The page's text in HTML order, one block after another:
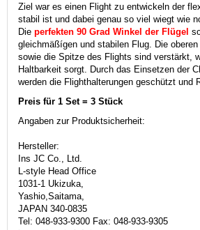
Ziel war es einen Flight zu entwickeln der
stabil ist und dabei genau so viel wiegt wie
Die perfekten 90 Grad Winkel der Flügel
gleichmäßígen und stabilen Flug. Die oberen
sowie die Spitze des Flights sind verstärkt,
Haltbarkeit sorgt. Durch das Einsetzen der
werden die Flighthalterungen geschützt und
Preis für 1 Set = 3 Stück
Angaben zur Produktsicherheit:
Hersteller:
Ins JC Co., Ltd.
L-style Head Office
1031-1 Ukizuka,
Yashio,Saitama,
JAPAN 340-0835
Tel: 048-933-9300 Fax: 048-933-9305